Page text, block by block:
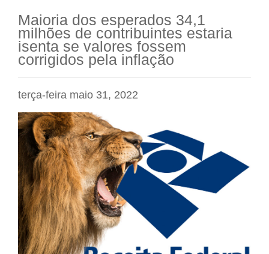
Maioria dos esperados 34,1
milhões de contribuintes estaria
isenta se valores fossem
corrigidos pela inflação
terça-feira maio 31, 2022